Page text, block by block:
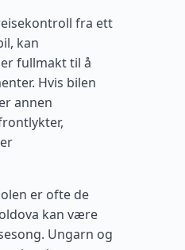
fra ett
kan
fullmakt til å
Hvis bilen
annen
er ofte de
kan være
Ungarn og